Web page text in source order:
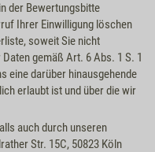
der Bewertungsbitte
Ihrer Einwilligung löschen
soweit Sie nicht
gemäß Art. 6 Abs. 1 S. 1
eine darüber hinausgehende
erlaubt ist und über die wir
auch durch unseren
Str. 15C, 50823 Köln